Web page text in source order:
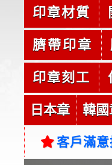
印章材質
臍帶印章
印章刻工
日本章 韓國
客戶滿